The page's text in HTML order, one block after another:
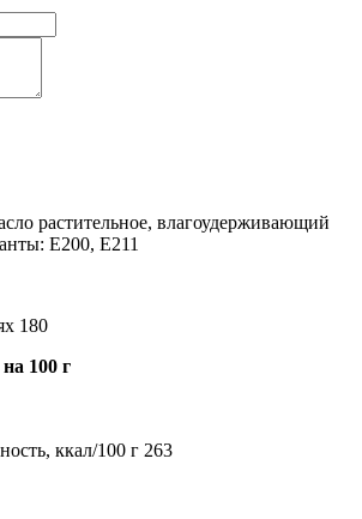
растительное, влагоудерживающий
Е200, Е211
180
100 г
ккал/100 г 263